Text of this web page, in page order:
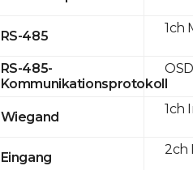
RS-485
RS-485-
Kommunikationsprotokoll
Wiegand
Eingang
1ch
1ch
2ch